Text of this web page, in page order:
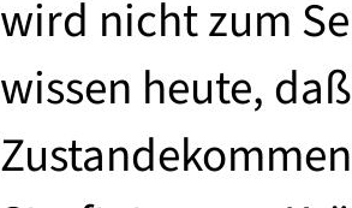
wird nicht zum
wissen heute,